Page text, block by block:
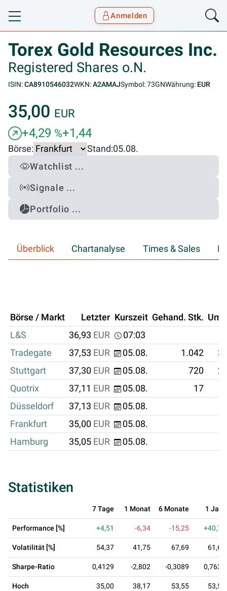
Toggle navigation
Anmelden
Torex Gold Resources Inc.
Registered Shares o.N.
ISIN:CA8910546032WKN:A2AMAJSymbol: 73GNWährung: EUR
35,00 EUR
+4,29 %+1,44
Börse: Stand:05.08.
Watchlist ...
Signale ...
Portfolio ...
Überblick Chartanalyse Times & Sales
Börse / Markt Letzter Kurszeit Gehand. Stk.
L&S
36,93 EUR
07:03
Tradegate
37,53 EUR 05.08. 1.042
Stuttgart
37,30 EUR 05.08. 720
Quotrix
37,11 EUR 05.08.
17
Düsseldorf
37,13 EUR
05.08.
Frankfurt
35,00 EUR
05.08.
Hamburg
35,05 EUR 05.08.
Statistiken
7 Tage 1 Monat 6 Monate 1 Jahr
Performance [%] +4,51 -6,34 -15,25 +40,79
Volatilität [%] 54,37 41,75 67,69 61,69
Sharpe-Ratio 0,4129 -2,802 -0,3089 0,7637
Hoch 35,00 38,17 53,55 53,55